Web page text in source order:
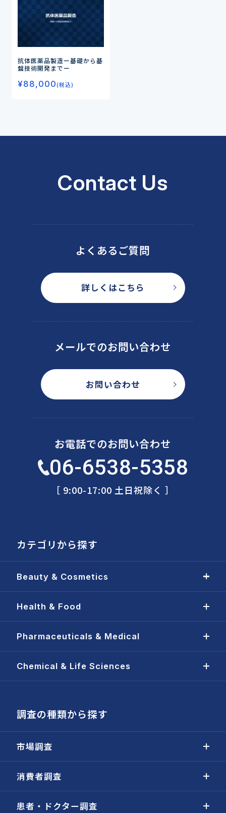
抗体医薬品製造ー基礎から基
盤技術開発までー
¥88,000(税込)
Contact Us
よくあるご質問
詳しくはこちら
メールでのお問い合わせ
お問い合わせ
お電話でのお問い合わせ
06-6538-5358
［ 9:00-17:00 土日祝除く ］
カテゴリから探す
Beauty & Cosmetics
Health & Food
Pharmaceuticals & Medical
Chemical & Life Sciences
調査の種類から探す
市場調査
消費者調査
患者・ドクター調査